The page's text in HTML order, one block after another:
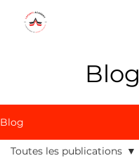
Blog
Blog
Toutes les publications